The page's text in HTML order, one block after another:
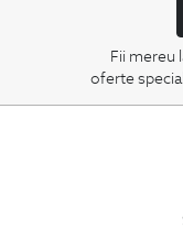
Fii mereu
oferte